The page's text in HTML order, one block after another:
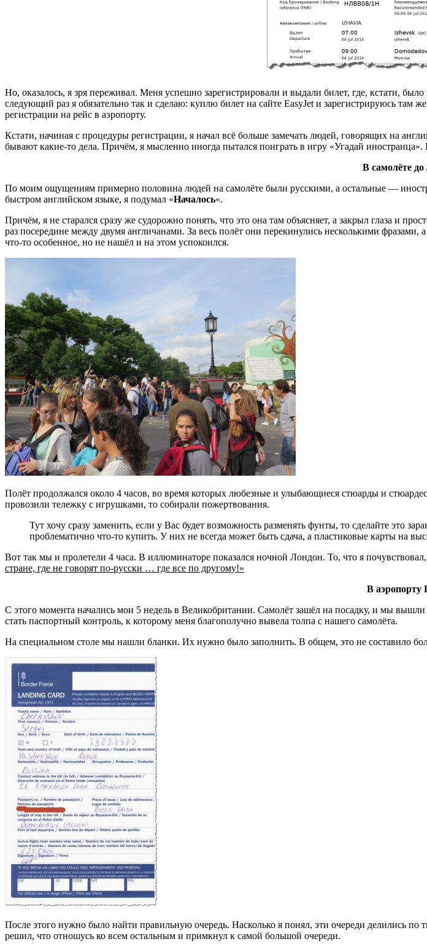
Но, оказалось, я зря переживал. Меня успешно зарегистрировали и выдали билет, где, кстати,
следующий раз я обязательно так и сделаю: куплю билет на сайте EasyJet и зарегистрируюсь там
регистрации на рейс в аэропорту.
Кстати, начиная с процедуры регистрации, я начал всё больше замечать людей, говорящих на
бывают какие-то дела. Причём, я мысленно иногда пытался поиграть в игру «Угадай
В самолёте
По моим ощущениям примерно половина людей на самолёте были русскими, а остальные —
быстром английском языке, я подумал «Началось«.
Причём, я не старался сразу же судорожно понять, что это она там объясняет, а закрыл глаза и
раз посередине между двумя англичанами. За весь полёт они перекинулись несколькими
что-то особенное, но не нашёл и на этом успокоился.
Полёт продолжался около 4 часов, во время которых любезные и улыбающиеся стюарды и
провозили тележку с игрушками, то собирали пожертвования.
Тут хочу сразу заменить, если у Вас будет возможность разменять фунты, то сделайте это
проблематично что-то купить. У них не всегда может быть сдача, а пластиковые карты на
Вот так мы и пролетели 4 часа. В иллюминаторе показался ночной Лондон. То, что я
стране, где не говорят по-русски … где все по другому!»
В аэропорту
С этого момента начались мои 5 недель в Великобритании. Самолёт зашёл на посадку, и мы
стать паспортный контроль, к которому меня благополучно вывела толпа с нашего самолёта.
На специальном столе мы нашли бланки. Их нужно было заполнить. В общем, это не составило
После этого нужно было найти правильную очередь. Насколько я понял, эти очереди делились
решил, что отношусь ко всем остальным и примкнул к самой большой очереди.